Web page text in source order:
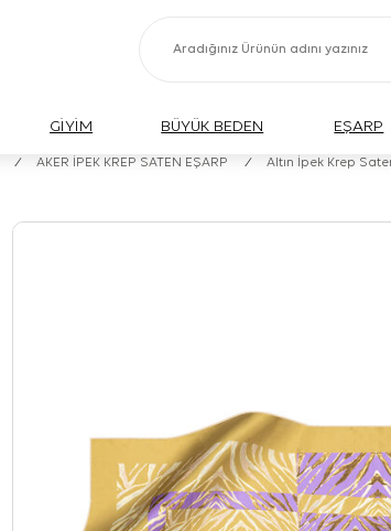
GİYİM BÜYÜK BEDEN EŞARP
/ AKER İPEK KREP SATEN EŞARP / Altın İpek Krep